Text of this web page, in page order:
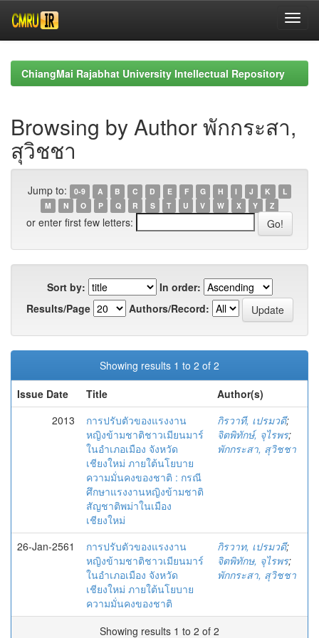
navigationChiangMai Rajabhat University Intellectual Repository
Browsing by Author พักกระสา,
สุวิชชา
Jump to: 0-9 A B C D E F G H I J K
L
M
N O P Q R S T U V W X Y Z
or enter first few letters:
Sort by:
In order:
Results/Page
Authors/Record:
Showing results 1 to 2 of 2
Issue Date
Title
Author(s)
2013
การปรับตัวของแรงงาน
หญิงข้ามชาติชาวเมียนมาร์
ในอำเภอเมือง จังหวัด
เชียงใหม่ ภายใต้นโยบาย
ความมั่นคงของชาติ : กรณี
ศึกษาแรงงานหญิงข้ามชาติ
สัญชาติพม่าในเมือง
เชียงใหม่
กิรวาที, เปรมวดี;
จิตพิทักษ์, จุไรพร;
พักกระสา, สุวิชชา
26-Jan-2561
การปรับตัวของแรงงาน
หญิงข้ามชาติชาวเมียนมาร์
ในอําเภอเมือง จังหวัด
เชียงใหม่ ภายใต้นโยบาย
ความมั่นคงของชาติ
กิรวาท, เปรมวดี;
จิตพิทักษ, จุไรพร;
พักกระสา, สุวิชชา
Showing results 1 to 2 of 2